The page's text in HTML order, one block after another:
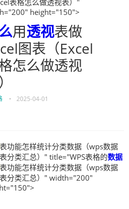
表格怎么做透视表）"
height="150">
用透视表做
图表（Excel
怎么做透视
• 2025-04-01
表功能怎样统计分类数据（wps数据
分类汇总）" title="WPS表格的数据
表功能怎样统计分类数据（wps数据
分类汇总）" width="200"